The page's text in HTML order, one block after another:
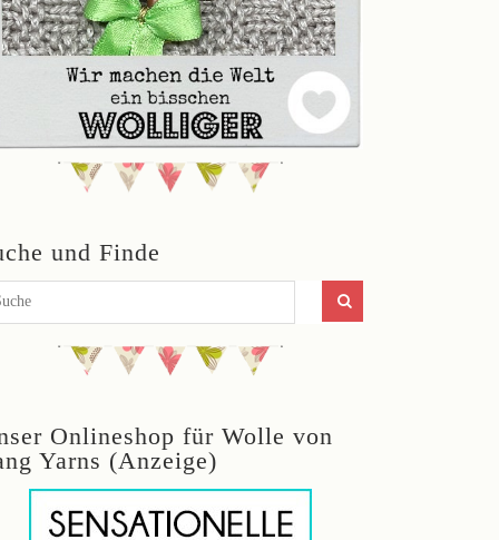
und Finde
Onlineshop für Wolle von
Yarns (Anzeige)